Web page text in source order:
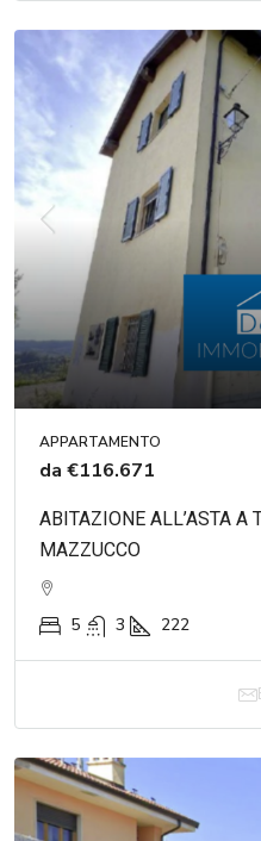
APPARTAMENTO
da €116.671
ABITAZIONE ALL’ASTA A
MAZZUCCO
5 3 222